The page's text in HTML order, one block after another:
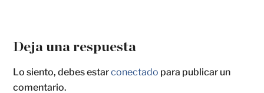
Deja una respuesta
Lo siento, debes estarconectado para publicar un
comentario.